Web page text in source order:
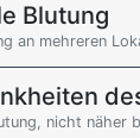
Blutung
an mehreren
nicht näher